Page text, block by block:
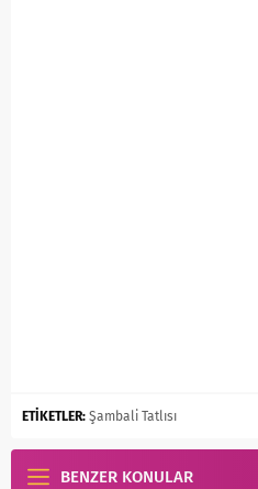
ETİKETLER: Şambali Tatlısı
BENZER KONULAR